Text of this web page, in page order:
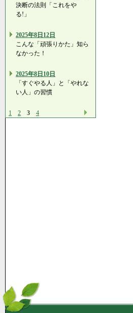
決断の法則「これをや
る!」
2025年8日12日
こんな「頑張りかた」知ら
なかった！
2025年8日10日
「すぐやる人」と「やれな
い人」の習慣
1 2 3 4